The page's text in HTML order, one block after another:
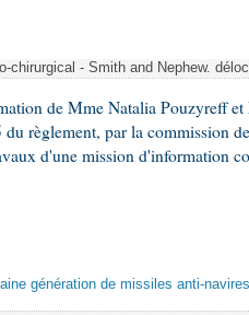
chirurgical - Smith and Nephew.
de Mme Natalia Pouzyreff
règlement, par la commission
d'une mission d'information
génération de missiles anti-